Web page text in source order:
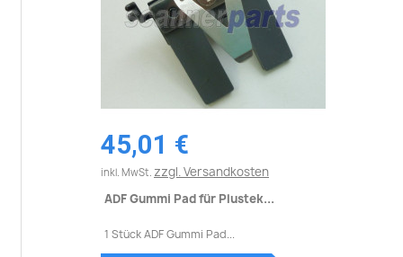
45,01 €
inkl. MwSt. zzgl. Versandkosten
ADF Gummi Pad für Plustek...
1 Stück ADF Gummi Pad...